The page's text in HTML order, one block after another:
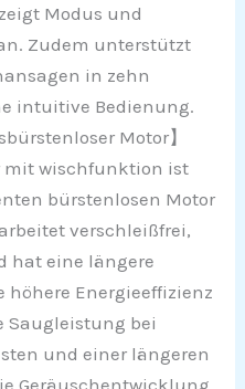
Modus und
Zudem unterstützt
in zehn
intuitive Bedienung.
Motor】
mit wischfunktion ist
bürstenlosen Motor
verschleißfrei,
hat eine längere
höhere Energieeffizienz
Saugleistung bei
und einer längeren
Geräuschentwicklung